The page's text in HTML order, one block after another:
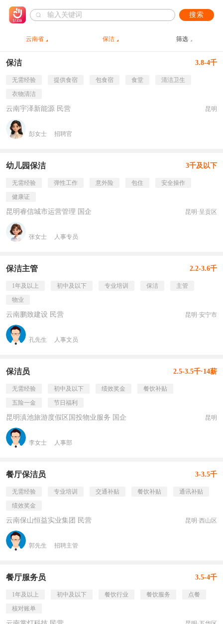
搜索
云南省 保洁 筛选
保洁 3.8-4千
无需经验 提供食宿 包食宿 食堂
清洁卫生
衣物清洁
云南宇泽新能源 民营 昆明
彭女士 招聘官
幼儿园保洁 3千及以下
无需经验 弹性工作 意外险 包住
安全操作
健康证
昆明睿信城市运营管理 国企 昆明·呈贡区
张女士 人事专员
保洁主管 2.2-3.6千
1年及以上 初中及以下 专业培训 保洁
主管
物业
云南鹏致建设 民营 昆明·安宁市
孔先生 人事文员
保洁员 2.5-3.5千·14薪
无需经验 初中及以下 绩效奖金
餐饮补贴
五险一金
节日福利
昆明滇池旅游度假区国投物业服务 国企 昆明
李女士 人事部
餐厅保洁员 3-3.5千
无需经验 专业培训 交通补贴 餐饮补贴
通讯补贴
绩效奖金
云南保山恒益实业集团 民营 昆明·西山区
郭先生 招聘主管
餐厅服务员 3.5-4千
1年及以上 初中及以下 餐饮行业 餐饮服务
点餐
核对账单